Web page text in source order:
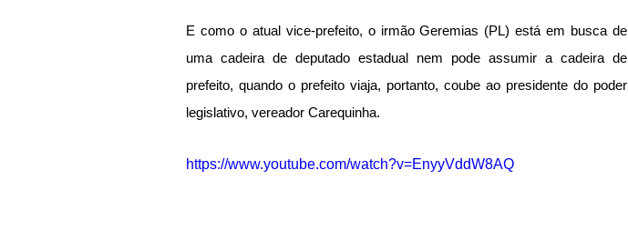
E como o atual vice-prefeito, o irmão Geremias (PL) está em busca de
uma cadeira de deputado estadual nem pode assumir a cadeira de
prefeito, quando o prefeito viaja, portanto, coube ao presidente do poder
legislativo, vereador Carequinha.
https://www.youtube.com/watch?v=EnyyVddW8AQ